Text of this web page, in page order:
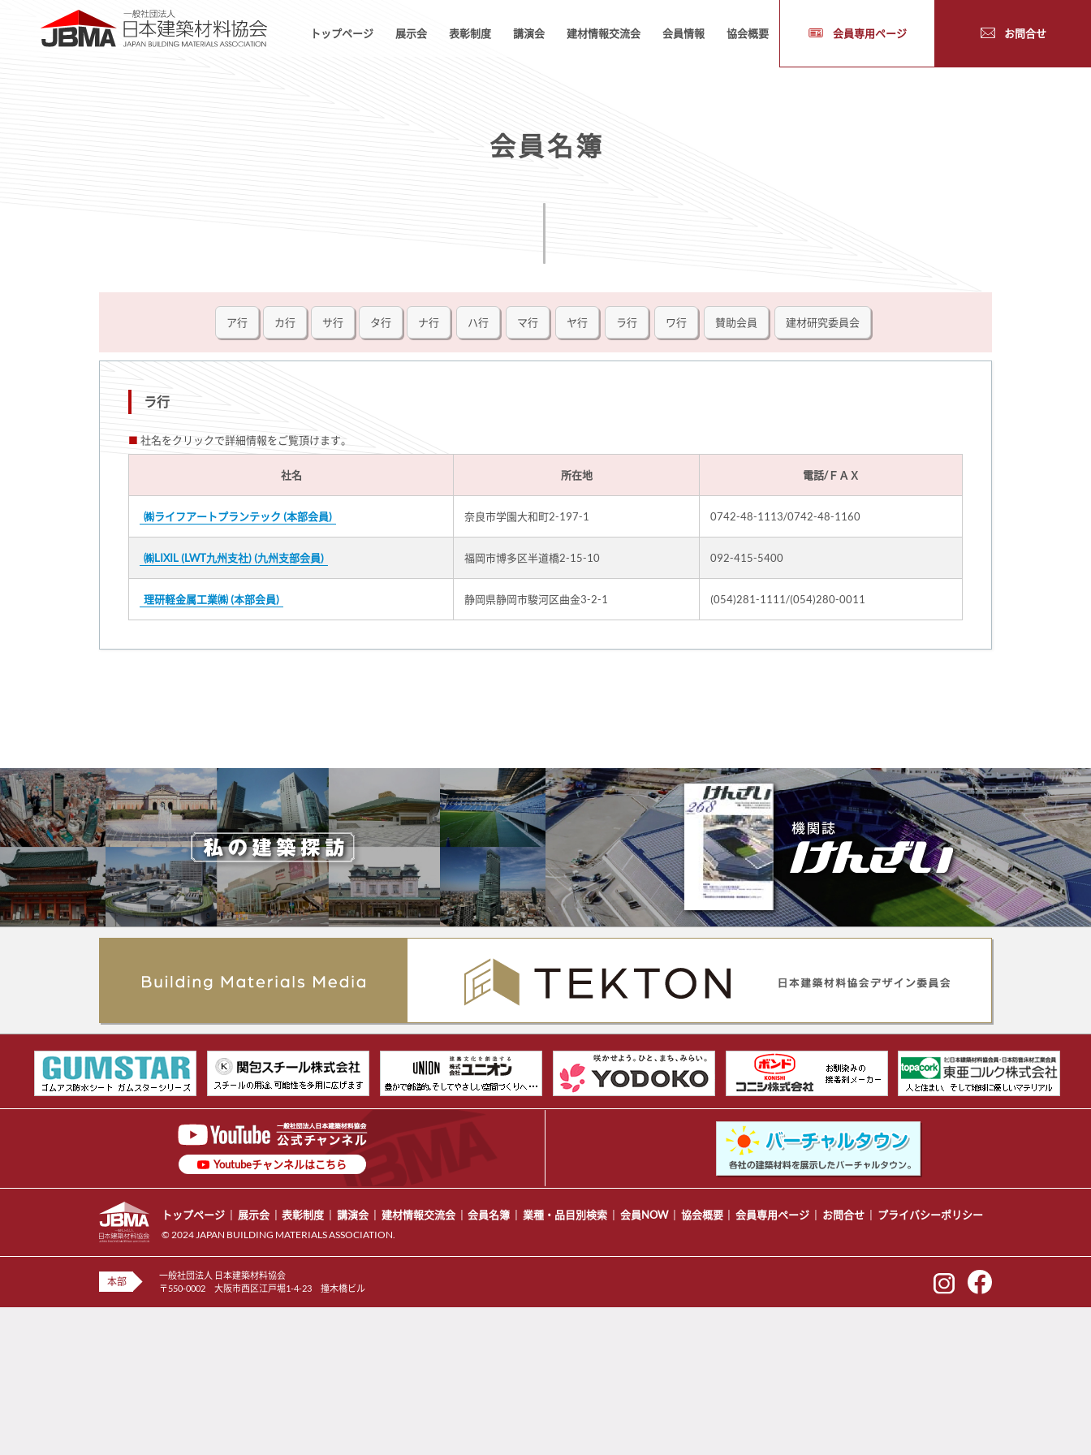
トップページ 展示会 表彰制度 講演会 建材情報交流会 会員情報 協会概要 会員専用ページ お問合せ
会員名簿
ア行 カ行 サ行 タ行 ナ行 ハ行 マ行 ヤ行 ラ行 ワ行 賛助会員 建材研究委員会
ラ行
社名をクリックで詳細情報をご覧頂けます。
社名 所在地 電話/ＦＡＸ
㈱ライフアートプランテック (本部会員) 奈良市学園大和町2-197-1 0742-48-1113/0742-48-1160
㈱LIXIL (LWT九州支社) (九州支部会員) 福岡市博多区半道橋2-15-10 092-415-5400
理研軽金属工業㈱ (本部会員) 静岡県静岡市駿河区曲金3-2-1 (054)281-1111/(054)280-0011
Youtubeチャンネルはこちら
トップページ 展示会 表彰制度 講演会 建材情報交流会 会員名簿 業種・品目別検索 会員NOW 協会概要 会員専用ページ お問合せ プライバシーポリシー
© 2024 JAPAN BUILDING MATERIALS ASSOCIATION.
本部
一般社団法人 日本建築材料協会
〒550-0002 大阪市西区江戸堀1-4-23 撞木橋ビル